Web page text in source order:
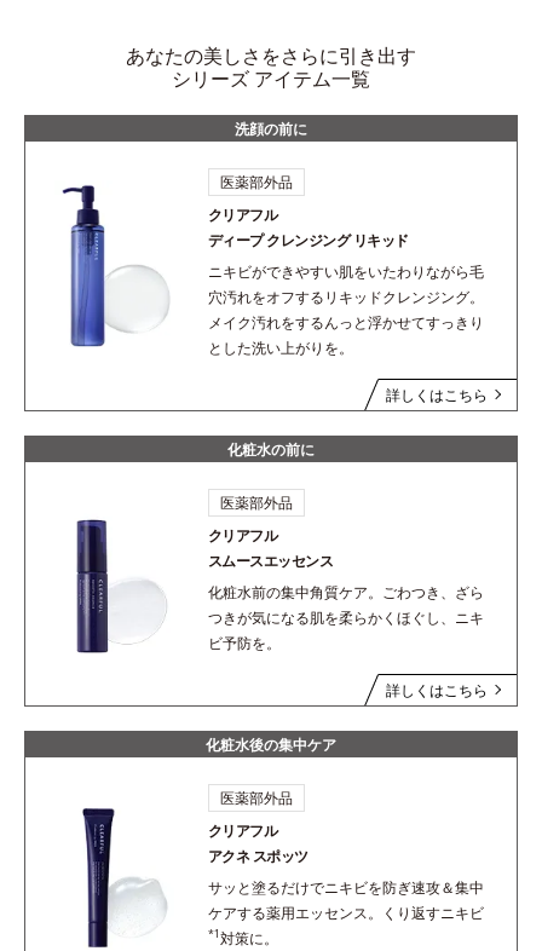
あなたの美しさをさらに引き出す
シリーズ アイテム一覧
洗顔の前に
医薬部外品
クリアフル
ディープクレンジング リキッド
ニキビができやすい肌をいたわりながら毛
穴汚れをオフするリキッドクレンジング。
メイク汚れをするんっと浮かせてすっきり
とした洗い上がりを。
詳しくはこちら
化粧水の前に
医薬部外品
クリアフル
スムースエッセンス
化粧水前の集中角質ケア。ごわつき、ざら
つきが気になる肌を柔らかくほぐし、ニキ
ビ予防を。
詳しくはこちら
化粧水後の集中ケア
医薬部外品
クリアフル
アクネ スポッツ
サッと塗るだけでニキビを防ぎ速攻＆集中
ケアする薬用エッセンス。くり返すニキビ
*1対策に。